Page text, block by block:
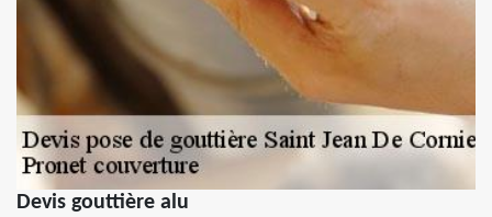
Devis gouttière alu